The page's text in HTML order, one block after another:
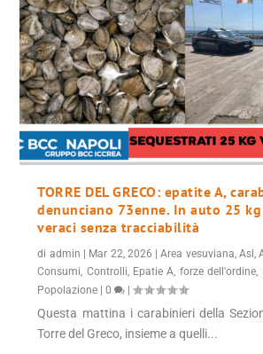
TORRE DEL GRECO: epatite A,
denunciano 73enne. In auto 25
veraci senza tracciabilità
di admin Mar 22, 2026 |Area vesuviana,Asl,
Consumi, Controlli, Epatie A, forze dell'ordine,
Popolazione |0 |
Questa mattina i carabinieri della
Torre del Greco, insieme a quelli...